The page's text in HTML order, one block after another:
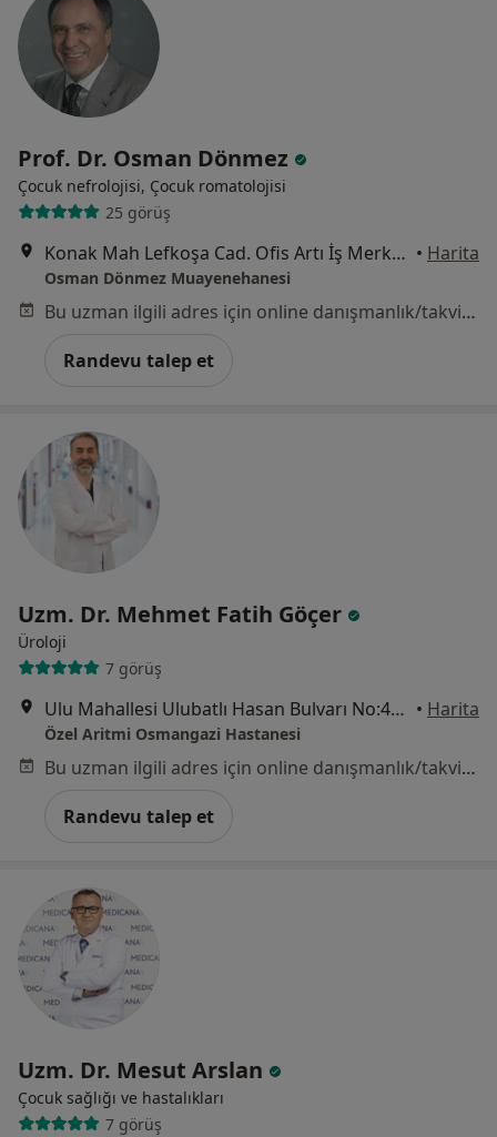
Prof. Dr. Osman Dönmez
Çocuk nefrolojisi, Çocuk romatolojisi
25 görüş
Konak Mah Lefkoşa Cad. Ofis Artı İş Merkezi ( Koçtaş Karşısı ) No:10/A K:7 D:38, Bursa • Harita
Osman Dönmez Muayenehanesi
Bu uzman ilgili adres için online danışmanlık/takvim sunmuyor.
Randevu talep et
Uzm. Dr. Mehmet Fatih Göçer
Üroloji
7 görüş
Ulu Mahallesi Ulubatlı Hasan Bulvarı No:48-62, Osmangazi • Harita
Özel Aritmi Osmangazi Hastanesi
Bu uzman ilgili adres için online danışmanlık/takvim sunmuyor.
Randevu talep et
Uzm. Dr. Mesut Arslan
Çocuk sağlığı ve hastalıkları
7 görüş